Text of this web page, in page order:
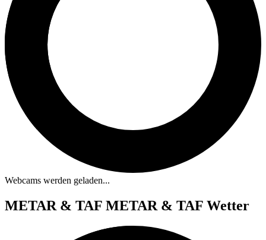
Webcams werden geladen...
METAR & TAF METAR & TAF Wetter